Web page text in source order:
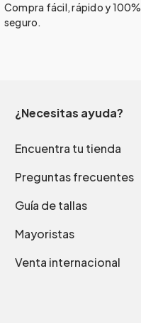
Compra fácil, rápido y 100%
seguro.
¿Necesitas ayuda?
Encuentra tu tienda
Preguntas frecuentes
Guía de tallas
Mayoristas
Venta internacional